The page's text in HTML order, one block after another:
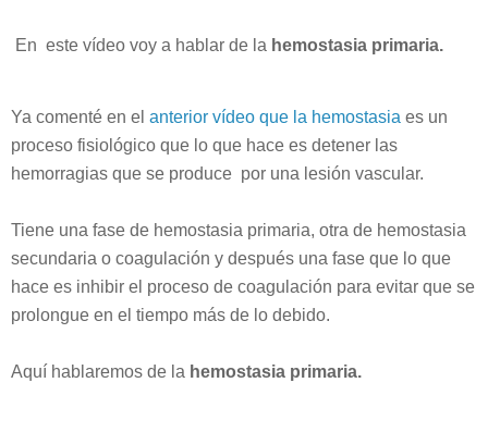
En este vídeo voy a hablar de la hemostasia primaria.
Ya comenté en el anterior vídeo que la hemostasia es un
proceso fisiológico que lo que hace es detener las
hemorragias que se produce por una lesión vascular.
Tiene una fase de hemostasia primaria, otra de hemostasia
secundaria o coagulación y después una fase que lo que
hace es inhibir el proceso de coagulación para evitar que se
prolongue en el tiempo más de lo debido.
Aquí hablaremos de la hemostasia primaria.